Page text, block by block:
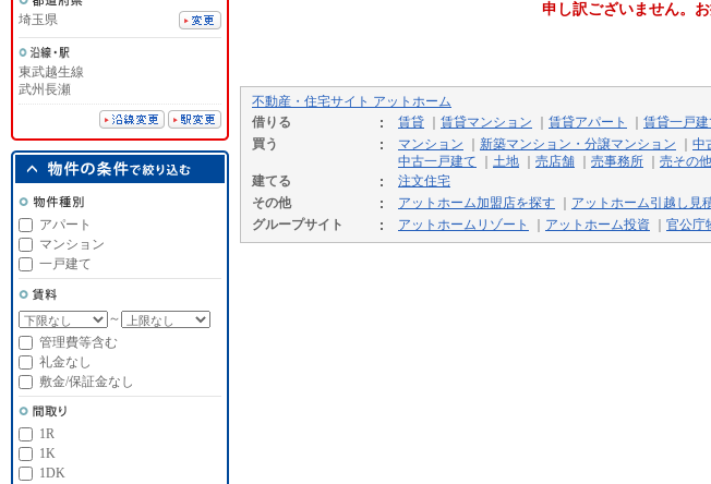
申し訳ございません。
不動産・住宅サイト アットホーム
借りる
賃貸 賃貸マンション 賃貸アパート 賃貸一戸建
買う
マンション 新築マンション・分譲マンション 中
中古一戸建て
土地 売店舗 売事務所
売その他
建てる
注文住宅
その他
アットホーム加盟店を探す アットホーム引越し見
グループサイト
アットホームリゾート アットホーム投資 官公庁
埼玉県
東武越生線
武州長瀬
アパート
マンション
一戸建て
～
管理費等含む
礼金なし
敷金/保証金なし
1R
1K
1DK